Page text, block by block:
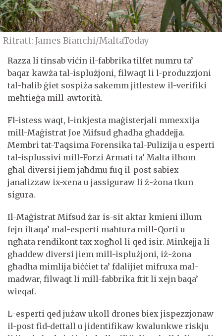
Ritratt: James Bianchi/MaltaToday
Razza li tinsab viċin il-fabbrika tilfet numru ta’
baqar kawża tal-isplużjoni, filwaqt li l-produzzjoni
tal-ħalib ġiet sospiża sakemm jitlestew il-verifiki
meħtieġa mill-awtorità.
Fl-istess waqt, l-inkjesta maġisterjali mmexxija
mill-Maġistrat Joe Mifsud għadha għaddejja.
Membri tat-Taqsima Forensika tal-Pulizija u esperti
tal-isplussivi mill-Forzi Armati ta’ Malta ilhom
għal diversi jiem jaħdmu fuq il-post sabiex
janalizzaw ix-xena u jassiguraw li ż-żona tkun
sigura.
Il-Maġistrat Mifsud żar is-sit aktar kmieni illum
fejn iltaqa’ mal-esperti maħtura mill-Qorti u
ngħata rendikont tax-xogħol li qed isir. Minkejja li
għaddew diversi jiem mill-isplużjoni, iż-żona
għadha mimlija biċċiet ta’ fdalijiet mifruxa mal-
madwar, filwaqt li mill-fabbrika ftit li xejn baqa’
wieqaf.
L-esperti qed jużaw ukoll drones biex jispezzjonaw
il-post fid-dettall u jidentifikaw kwalunkwe riskju